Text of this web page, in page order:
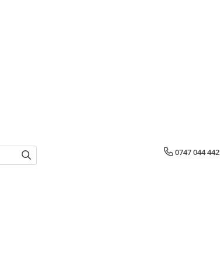
0747 044 442